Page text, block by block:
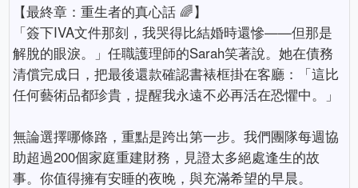
【最終章：重生者的真心話 🌈】
「簽下IVA文件那刻，我哭得比結婚時還慘——但那是
解脫的眼淚。」任職護理師的Sarah笑著說。她在債務
清償完成日，把最後還款確認書裱框掛在客廳：「這比
任何藝術品都珍貴，提醒我永遠不必再活在恐懼中。」
無論選擇哪條路，重點是跨出第一步。我們團隊每週協
助超過200個家庭重建財務，見證太多絕處逢生的故
事。你值得擁有安睡的夜晚，與充滿希望的早晨。